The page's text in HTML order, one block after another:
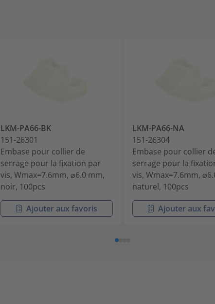
LKM-PA66-BK
151-26301
Embase pour collier de
serrage pour la fixation par
vis, Wmax=7.6mm, ⌀6.0 mm,
noir, 100pcs
Ajouter aux favoris
LKM-PA66-NA
151-26304
Embase pour collier
serrage pour la
vis, Wmax=7.6mm,
naturel, 100pcs
Ajouter aux